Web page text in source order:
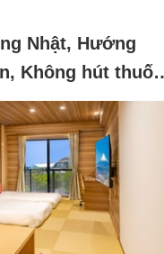
Nhật, Hướng
Không hút thuốc
phụ 33 mét